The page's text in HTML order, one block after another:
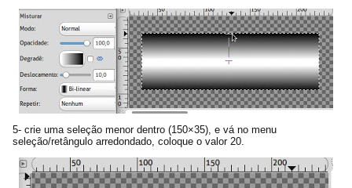
5- crie uma seleção menor dentro (150×35), e vá no menu
seleção/retângulo arredondado, coloque o valor 20.